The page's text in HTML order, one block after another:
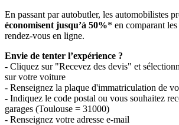
En passant par autobutler, les automobilistes
économisent jusqu’à 50%* en comparant
rendez-vous en ligne.
Envie de tenter l’expérience ?
- Cliquez sur "Recevez des devis" et
sur votre voiture
- Renseignez la plaque d'immatriculation de
- Indiquez le code postal ou vous souhaitez
garages (Toulouse = 31000)
- Renseignez votre adresse e-mail